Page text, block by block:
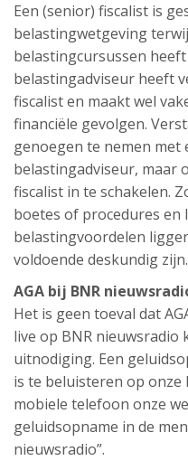
Een (senior) fiscalist is
belastingwetgeving
belastingcursussen
belastingadviseur heeft
fiscalist en maakt wel
financiële gevolgen.
genoegen te nemen met
belastingadviseur, maar
fiscalist in te schakelen.
boetes of procedures en
belastingvoordelen
voldoende deskundig zijn.
AGA bij BNR
Het is geen toeval dat
live op BNR nieuwsradio
uitnodiging. Een
is te beluisteren op onze
mobiele telefoon onze
geluidsopname in de
nieuwsradio”.